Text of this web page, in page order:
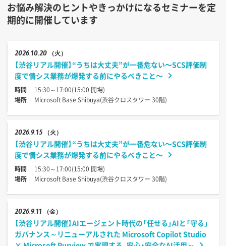
お悩み解決のヒントやきっかけになるセミナーを定
期的に開催しています
202610.20 （火）
【渋谷リアル開催】“うちは大丈夫”が一番危ない〜SCS評価制
度で情シス業務が爆発する前にやるべきこと〜
時間
15:30～17:00(15:00 開場)
場所
Microsoft Base Shibuya(渋谷クロスタワー 30階)
20269.15 （火）
【渋谷リアル開催】“うちは大丈夫”が一番危ない〜SCS評価制
度で情シス業務が爆発する前にやるべきこと〜
時間
15:30～17:00(15:00 開場)
場所
Microsoft Base Shibuya(渋谷クロスタワー 30階)
20269.11 （金）
【渋谷リアル開催】AIエージェント時代の「任せる」AIと「守る」
ガバナンス～リニューアルされた Microsoft Copilot Studio